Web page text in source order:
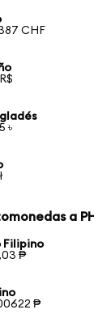
CHF
৳
a
Filipino
₱
₱